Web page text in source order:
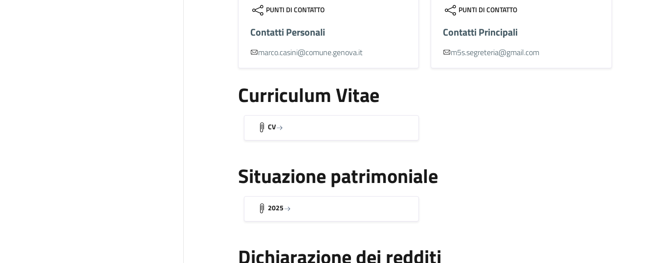
PUNTI DI CONTATTO
Contatti Personali
marco.casini@comune.genova.it
PUNTI DI CONTATTO
Contatti Principali
m5s.segreteria@gmail.com
Curriculum Vitae
CV
Situazione patrimoniale
2025
Dichiarazione dei redditi